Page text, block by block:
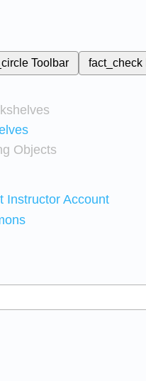
Toolbar fact_check
Objects
Instructor Account